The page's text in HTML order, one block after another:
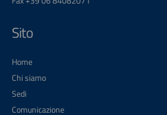
Sito
Home
Chi siamo
Sedi
Comunicazione